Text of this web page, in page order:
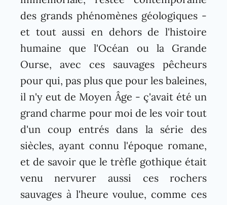
des grands phénomènes géologiques -
et tout aussi en dehors de l'histoire
humaine que l'Océan ou la Grande
Ourse, avec ces sauvages pêcheurs
pour qui, pas plus que pour les baleines,
il n'y eut de Moyen Âge - ç'avait été un
grand charme pour moi de les voir tout
d'un coup entrés dans la série des
siècles, ayant connu l'époque romane,
et de savoir que le trèfle gothique était
venu nervurer aussi ces rochers
sauvages à l'heure voulue, comme ces